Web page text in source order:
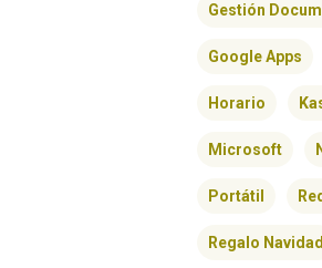
Gestión
Google Apps
Horario
Microsoft
Portátil
Regalo Navidad